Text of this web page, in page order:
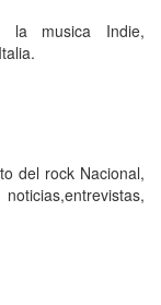
la musica Indie,
del rock Nacional,